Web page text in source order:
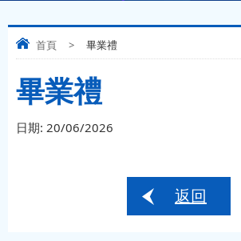
首頁 > 畢業禮
畢業禮
日期: 20/06/2026
返回